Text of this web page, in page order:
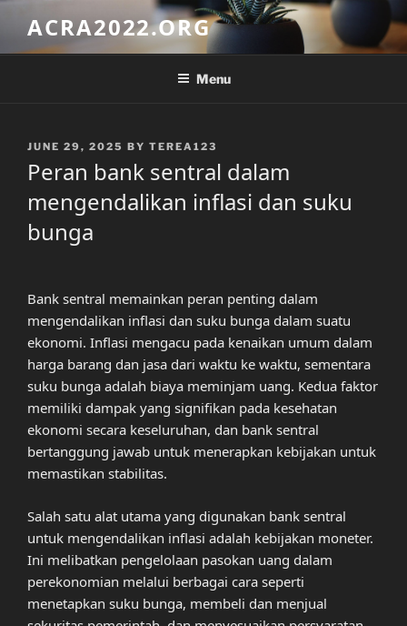
content
ACRA2022.ORG
Menu
POSTED
JUNE 29, 2025 BY TEREA123
Peran bank sentral dalam
mengendalikan inflasi dan suku
bunga
Bank sentral memainkan peran penting dalam
mengendalikan inflasi dan suku bunga dalam suatu
ekonomi. Inflasi mengacu pada kenaikan umum dalam
harga barang dan jasa dari waktu ke waktu, sementara
suku bunga adalah biaya meminjam uang. Kedua faktor
memiliki dampak yang signifikan pada kesehatan
ekonomi secara keseluruhan, dan bank sentral
bertanggung jawab untuk menerapkan kebijakan untuk
memastikan stabilitas.
Salah satu alat utama yang digunakan bank sentral
untuk mengendalikan inflasi adalah kebijakan moneter.
Ini melibatkan pengelolaan pasokan uang dalam
perekonomian melalui berbagai cara seperti
menetapkan suku bunga, membeli dan menjual